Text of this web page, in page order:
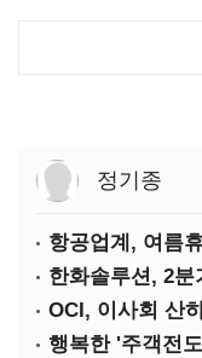
정기종
항공업계, 여름
한화솔루션, 2
OCI, 이사회 산
행복한 '주객전